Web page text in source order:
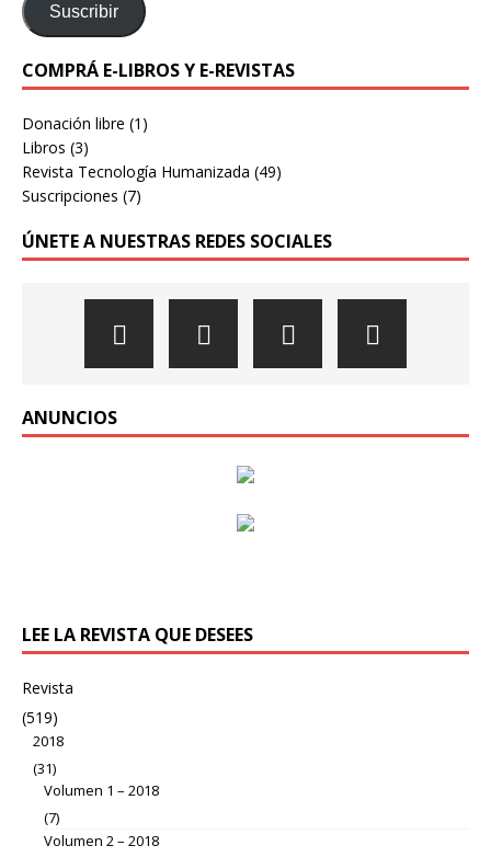
Suscribir
COMPRÁ E-LIBROS Y E-REVISTAS
Donación libre (1)
Libros (3)
Revista Tecnología Humanizada (49)
Suscripciones (7)
ÚNETE A NUESTRAS REDES SOCIALES
ANUNCIOS
LEE LA REVISTA QUE DESEES
Revista
(519)
2018
(31)
Volumen 1 – 2018
(7)
Volumen 2 – 2018